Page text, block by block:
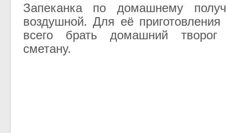
Запеканка по домашнему
воздушной. Для её
всего брать домашний
сметану.